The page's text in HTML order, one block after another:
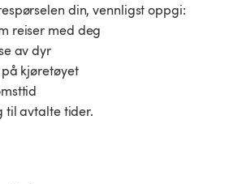
din, vennligst oppgi:
reiser med deg
av dyr
kjøretøyet
til avtalte tider.